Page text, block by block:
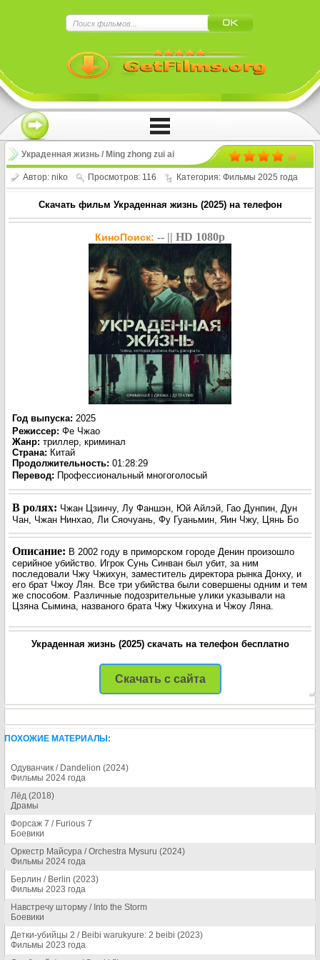
Украденная жизнь / Ming zhong zui ai
(2025)
Автор: niko Просмотров: 116 Категория: Фильмы 2025 года
Скачать фильм Украденная жизнь (2025) на телефон
КиноПоиск: -- || HD 1080p
Год выпуска: 2025
Режиссер: Фе Чжао
Жанр: триллер, криминал
Страна: Китай
Продолжительность: 01:28:29
Перевод: Профессиональный многоголосый
В ролях: Чжан Цзинчу, Лу Фаншэн, Юй Айлэй, Гао Дунпин, Дун
Чан, Чжан Нинхао, Ли Сяочуань, Фу Гуаньмин, Яин Чжу, Цянь Бо
Описание: В 2002 году в приморском городе Денин произошло
серийное убийство. Игрок Сунь Синван был убит, за ним
последовали Чжу Чжихун, заместитель директора рынка Донху, и
его брат Чжоу Лян. Все три убийства были совершены одним и тем
же способом. Различные подозрительные улики указывали на
Цзяна Сымина, названого брата Чжу Чжихуна и Чжоу Ляна.
Украденная жизнь (2025) скачать на телефон бесплатно
Нажмите на
!!!Если Вы с телефона сперва нажмите на
троеточие в правом верхнем углу!!!
Скачать с сайта
ПОХОЖИЕ МАТЕРИАЛЫ:
Одуванчик / Dandelion (2024)
Фильмы 2024 года
Лёд (2018)
Драмы
Форсаж 7 / Furious 7
Боевики
Оркестр Майсура / Orchestra Mysuru (2024)
Фильмы 2024 года
Берлин / Berlin (2023)
Фильмы 2023 года
Навстречу шторму / Into the Storm
Боевики
Детки-убийцы 2 / Beibi warukyure: 2 beibi (2023)
Фильмы 2023 года